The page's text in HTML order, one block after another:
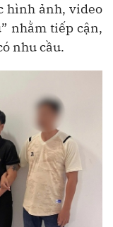
hình ảnh, video
nhằm tiếp cận,
nhu cầu.